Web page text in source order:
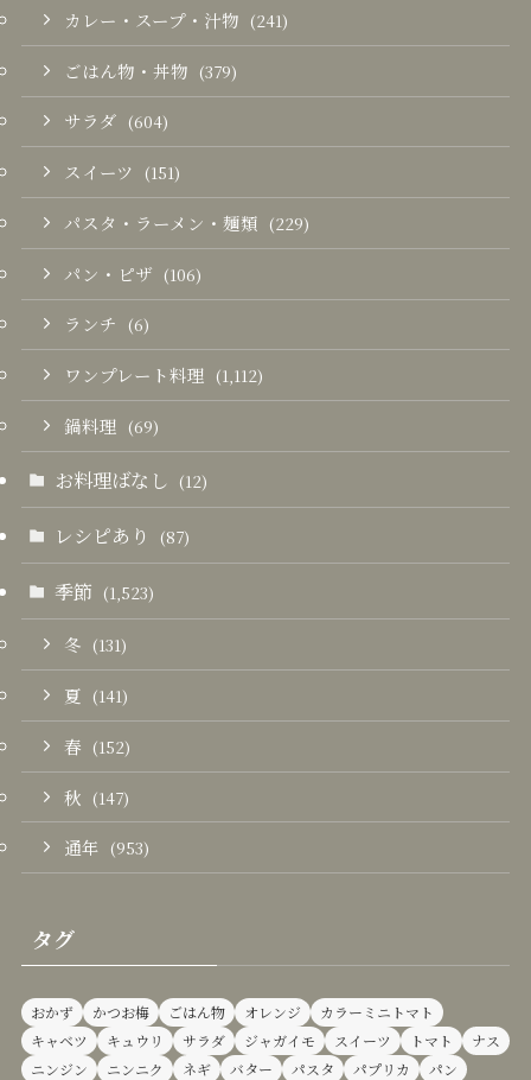
カレー・スープ・汁物 (241)
ごはん物・丼物 (379)
サラダ (604)
スイーツ (151)
パスタ・ラーメン・麺類 (229)
パン・ピザ (106)
ランチ (6)
ワンプレート料理 (1,112)
鍋料理 (69)
お料理ばなし (12)
レシピあり (87)
季節 (1,523)
冬 (131)
夏 (141)
春 (152)
秋 (147)
通年 (953)
タグ
おかず かつお梅 ごはん物 オレンジ
カラーミニトマト
キャベツ
キュウリ サラダ ジャガイモ スイーツ トマト
ナス
ニンジン
ニンニク ネギ バター パスタ パプリカ パン